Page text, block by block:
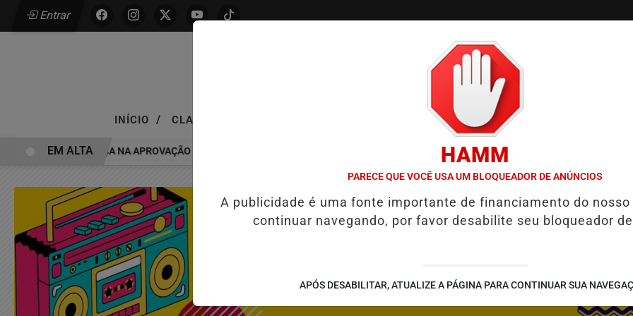
Entrar
INÍCIO / CLASSIFICADOS GUIA COMERCIAL NOTÍCIAS
AVANÇA NA APROVAÇÃO DE PROJETOS PARA PROTEÇÃO ÀS MULHERES EBC ENTRA COM AÇÃO PARA DAR SEGURANÇA
EM ALTA HAMM
PARECE QUE VOCÊ USA UM BLOQUEADOR DE ANÚNCIOS
A publicidade é uma fonte importante de financiamento do nosso
continuar navegando, por favor desabilite seu bloqueador
APÓS DESABILITAR, ATUALIZE A PÁGINA PARA CONTINUAR SUA